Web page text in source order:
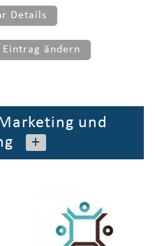
Details
Eintrag ändern
und
+